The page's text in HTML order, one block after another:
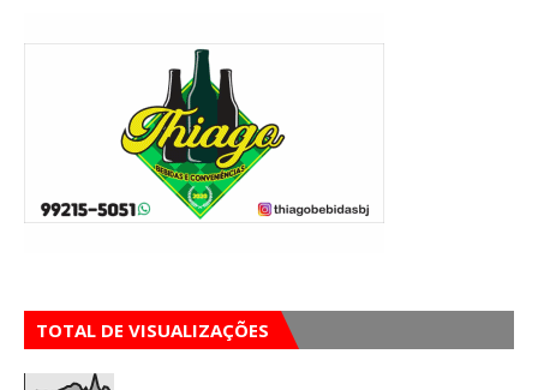
TOTAL DE VISUALIZAÇÕES